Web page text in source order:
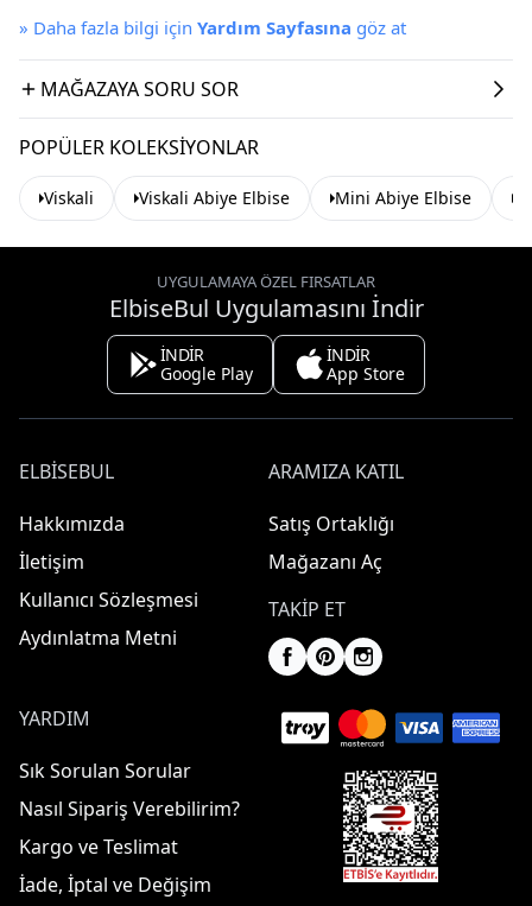
» Daha fazla bilgi için Yardım Sayfasına göz at
MAĞAZAYA SORU SOR
POPÜLER KOLEKSIYONLAR
Viskali Viskali Abiye Elbise Mini Abiye Elbise
UYGULAMAYA ÖZEL FIRSATLAR
ElbiseBul Uygulamasını İndir
İNDİR
Google Play
İNDİR
App Store
ELBISEBUL
Hakkımızda
İletişim
Kullanıcı Sözleşmesi
Aydınlatma Metni
ARAMIZA KATIL
Satış Ortaklığı
Mağazanı Aç
TAKIP ET
YARDIM
Sık Sorulan Sorular
Nasıl Sipariş Verebilirim?
Kargo ve Teslimat
İade, İptal ve Değişim